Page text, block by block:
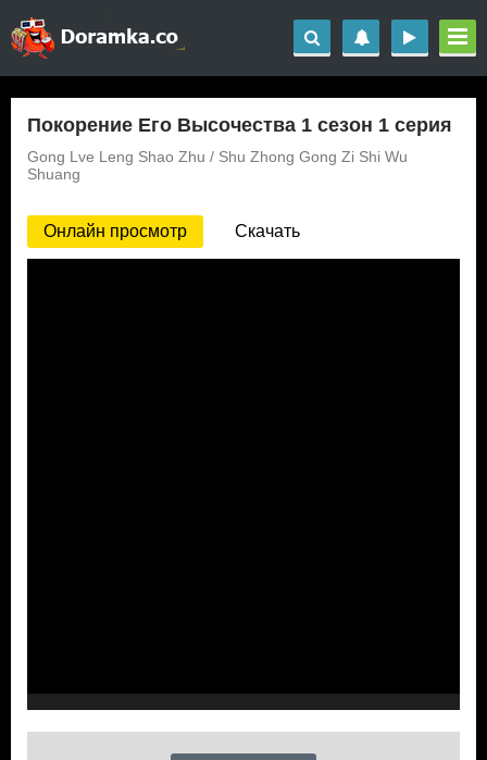
Покорение Его Высочества 1 сезон 1 серия
Gong Lve Leng Shao Zhu / Shu Zhong Gong Zi Shi Wu
Shuang
Онлайн просмотр Скачать